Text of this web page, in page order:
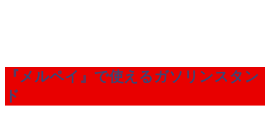
『メルペイ』で使えるガソリンスタン
ド